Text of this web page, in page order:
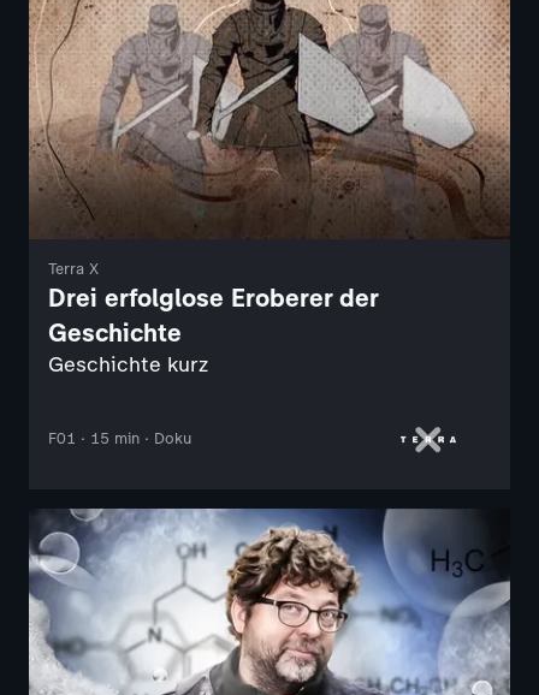
Terra X
Drei erfolglose Eroberer der
Geschichte
Geschichte kurz
F01 · 15 min · Doku